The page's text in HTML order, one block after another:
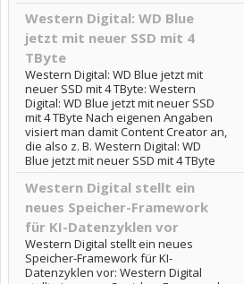
Western Digital: WD Blue
jetzt mit neuer SSD mit 4
TByte
Western Digital: WD Blue jetzt mit
neuer SSD mit 4 TByte: Western
Digital: WD Blue jetzt mit neuer SSD
mit 4 TByte Nach eigenen Angaben
visiert man damit Content Creator an,
die also z. B. Western Digital: WD
Blue jetzt mit neuer SSD mit 4 TByte
Western Digital stellt ein
neues Speicher-Framework
für KI-Datenzyklen vor
Western Digital stellt ein neues
Speicher-Framework für KI-
Datenzyklen vor: Western Digital